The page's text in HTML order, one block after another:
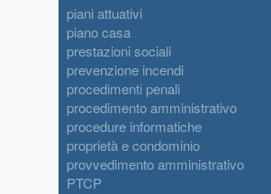
piani attuativi
piano casa
prestazioni sociali
prevenzione incendi
procedimenti penali
procedimento amministrativo
procedure informatiche
proprietà e condominio
provvedimento amministrativo
PTCP